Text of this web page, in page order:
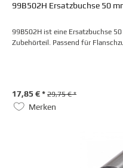
99B502H Ersatzbuchse 50
99B502H ist eine Ersatzbuchse
Zubehörteil. Passend für
17,85 € * 29,75 € *
Merken